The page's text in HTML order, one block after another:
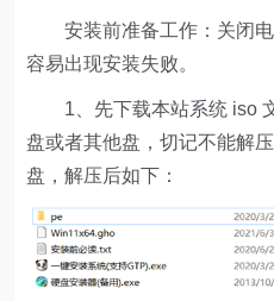
安装前准备工作：关闭电
容易出现安装失败。
1、先下载本站系统 iso
盘或者其他盘，切记不能解
盘，解压后如下：